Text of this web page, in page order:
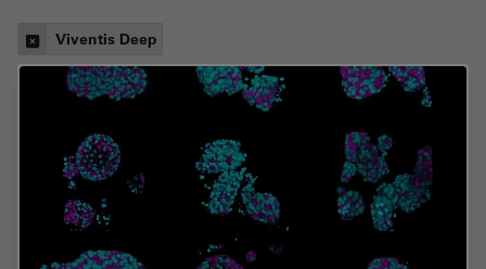
Viventis Deep